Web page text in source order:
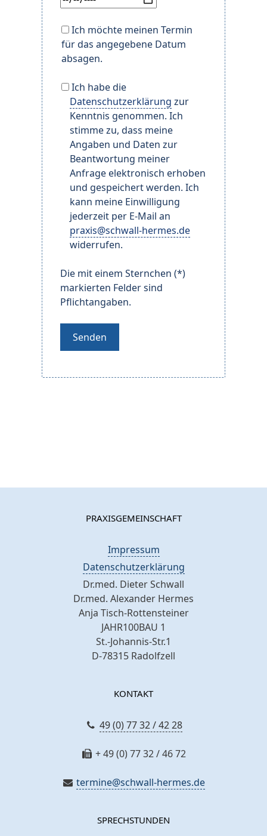
Ich möchte meinen Termin
für das angegebene Datum
absagen.
Ich habe die
Datenschutzerklärung zur
Kenntnis genommen. Ich
stimme zu, dass meine
Angaben und Daten zur
Beantwortung meiner
Anfrage elektronisch erhoben
und gespeichert werden. Ich
kann meine Einwilligung
jederzeit per E-Mail an
praxis@schwall-hermes.de
widerrufen.
Die mit einem Sternchen (*)
markierten Felder sind
Pflichtangaben.
Bitte lassen Sie dieses Feld leer.
PRAXISGEMEINSCHAFT
Impressum
Datenschutzerklärung
Dr.med. Dieter Schwall
Dr.med. Alexander Hermes
Anja Tisch-Rottensteiner
JAHR100BAU 1
St.-Johannis-Str.1
D-78315 Radolfzell
KONTAKT
49 (0) 77 32 / 42 28
+ 49 (0) 77 32 / 46 72
termine@schwall-hermes.de
SPRECHSTUNDEN